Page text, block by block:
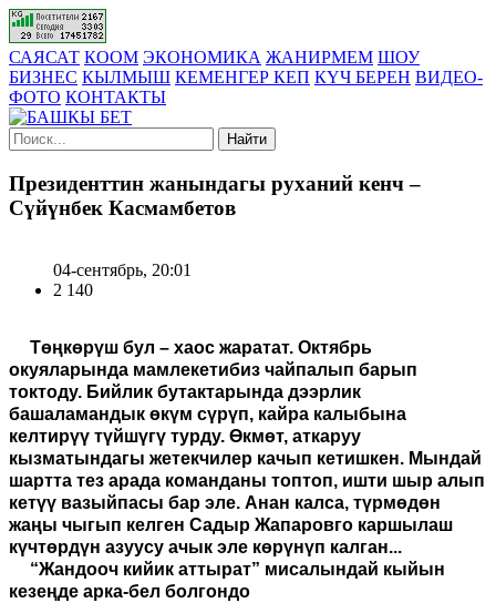
САЯСАТ КООМ ЭКОНОМИКА ЖАНИРМЕМ ШОУ
БИЗНЕС КЫЛМЫШ КЕМЕНГЕР КЕП КҮЧ БЕРЕН ВИДЕО-
ФОТО КОНТАКТЫ
Найти
Президенттин жанындагы руханий кенч –
Сүйүнбек Касмамбетов
04-сентябрь, 20:01
2 140
Төңкөрүш бул – хаос жаратат. Октябрь
окуяларында мамлекетибиз чайпалып барып
токтоду. Бийлик бутактарында дээрлик
башаламандык өкүм сүрүп, кайра калыбына
келтирүү түйшүгү турду. Өкмөт, аткаруу
кызматындагы жетекчилер качып кетишкен. Мындай
шартта тез арада команданы топтоп, ишти шыр алып
кетүү вазыйпасы бар эле. Анан калса, түрмөдөн
жаңы чыгып келген Садыр Жапаровго каршылаш
күчтөрдүн азуусу ачык эле көрүнүп калган...
“Жандооч кийик аттырат” мисалындай кыйын
кезеңде арка-бел болгондо